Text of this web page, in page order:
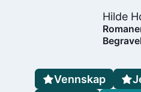
Hilde
Vennskap